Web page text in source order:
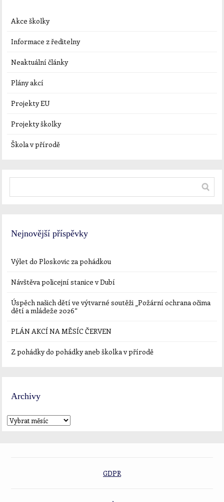
Akce školky
Informace z ředitelny
Neaktuální články
Plány akcí
Projekty EU
Projekty školky
Škola v přírodě
Nejnovější příspěvky
Výlet do Ploskovic za pohádkou
Návštěva policejní stanice v Dubí
Úspěch našich dětí ve výtvarné soutěži „Požární ochrana očima
dětí a mládeže 2026“
PLÁN AKCÍ NA MĚSÍC ČERVEN
Z pohádky do pohádky aneb školka v přírodě
Archivy
GDPR